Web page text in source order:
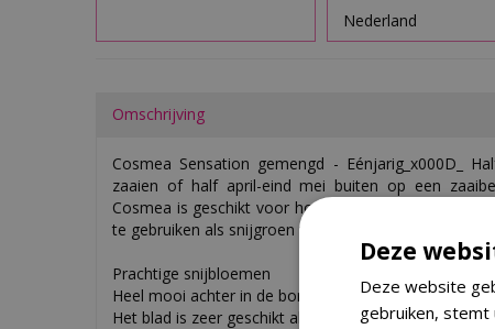
Omschrijving
Cosmea Sensation gemengd - Eénjarig_x000D_
zaaien of half april-eind mei buiten op een
Cosmea is geschikt voor hogere borders,_x000D_
te gebruiken als snijgroen voor boeketten.
Prachtige snijbloemen
Heel mooi achter in de border
Het blad is zeer geschikt als 'snijgroen'
Deze
Deze website
gebruiken, stemt